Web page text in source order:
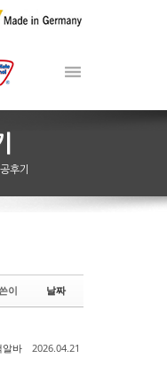
후기
이 날짜
알바 2026.04.21
케치북5
케치북5